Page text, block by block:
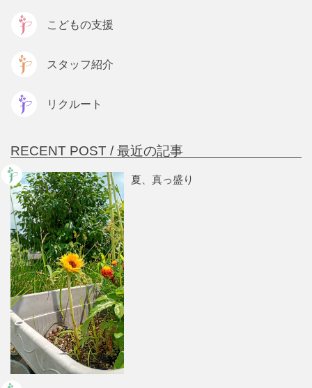
こどもの支援
スタッフ紹介
リクルート
RECENT POST /最近の記事
夏、真っ盛り